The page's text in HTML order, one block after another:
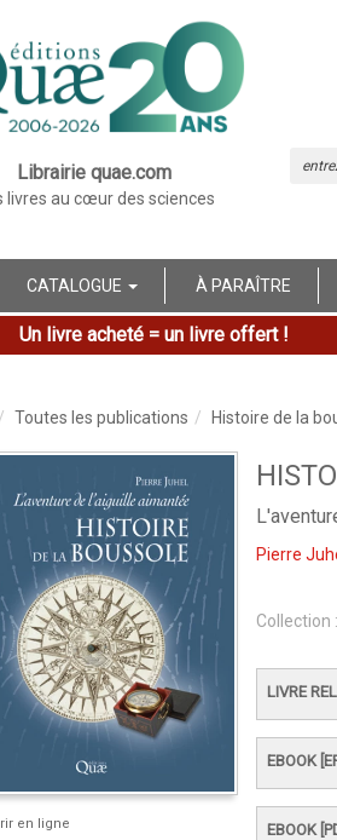
Librairie quae.com
livres au cœur des sciences
CATALOGUE À PARAÎTRE
Un livre acheté = un livre offert !
Toutes les publications Histoire de la
en ligne
Pierre
Collection :
LIVRE
EBOOK
EBOOK